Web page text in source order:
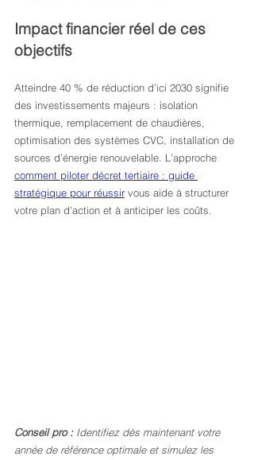
Impact financier réel de ces
objectifs
Atteindre 40 % de réduction d’ici 2030 signifie
des investissements majeurs : isolation
thermique, remplacement de chaudières,
optimisation des systèmes CVC, installation de
sources d’énergie renouvelable. L’approche
comment piloter décret tertiaire : guide
stratégique pour réussir vous aide à structurer
votre plan d’action et à anticiper les coûts.
Conseil pro : Identifiez dès maintenant votre
année de référence optimale et simulez les